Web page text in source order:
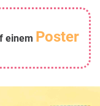
einem Poster